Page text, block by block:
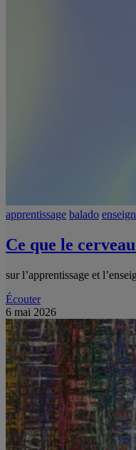
apprentissage balado
Ce que le
sur l’apprentissage et
Écouter
6 mai 2026